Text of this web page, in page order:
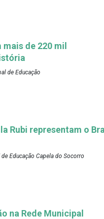
de 220 mil
de Educação
Rubi representam o
Educação Capela do Socorro
na Rede Municipal